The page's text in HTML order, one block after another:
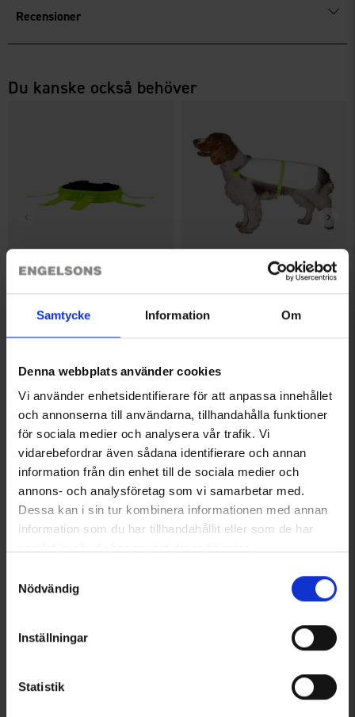
Samtycke Information Om
Denna webbplats använder cookies
Vi använder enhetsidentifierare för att anpassa innehållet
och annonserna till användarna, tillhandahålla funktioner
för sociala medier och analysera vår trafik. Vi
vidarebefordrar även sådana identifierare och annan
information från din enhet till de sociala medier och
annons- och analysföretag som vi samarbetar med.
Dessa kan i sin tur kombinera informationen med annan
information som du har tillhandahållit eller som de har
Nödvändig
Inställningar
Statistik
Recensioner
Du kanske också behöver
89 kr
99 kr
Liknande produkter
+1
Dogman Blinkhalsband LED
Dogman Reflexhalsband Med